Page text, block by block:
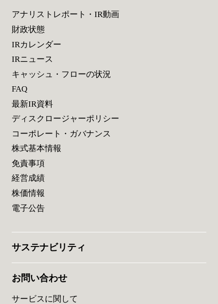
アナリストレポート・IR動画
財政状態
IRカレンダー
IRニュース
キャッシュ・フローの状況
FAQ
最新IR資料
ディスクロージャーポリシー
コーポレート・ガバナンス
株式基本情報
免責事項
経営成績
株価情報
電子公告
サステナビリティ
お問い合わせ
サービスに関して